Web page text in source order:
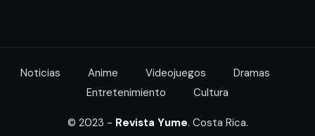
Noticias Anime Videojuegos
Dramas
Entretenimiento
Cultura
© 2023 - Revista Yume. Costa Rica.